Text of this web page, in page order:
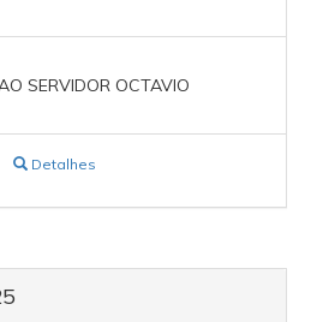
SERVIDOR OCTAVIO
Detalhes